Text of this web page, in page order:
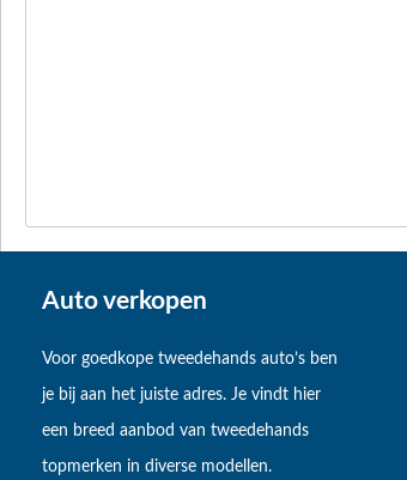
Auto verkopen
Voor goedkope tweedehands auto’s ben
je bij aan het juiste adres. Je vindt hier
een breed aanbod van tweedehands
topmerken in diverse modellen.